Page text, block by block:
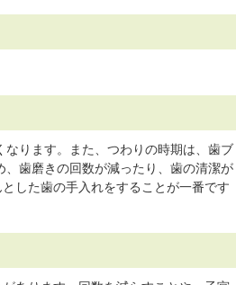
ります。また、つわりの時期は、歯ブ
歯磨きの回数が減ったり、歯の清潔が
した歯の手入れをすることが一番です